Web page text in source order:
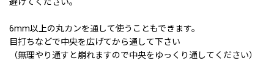
6mm以上の丸カンを通して使うこともできます。
目打ちなどで中央を広げてから通して下さい
（無理やり通すと崩れますので中央をゆっくり通してください）